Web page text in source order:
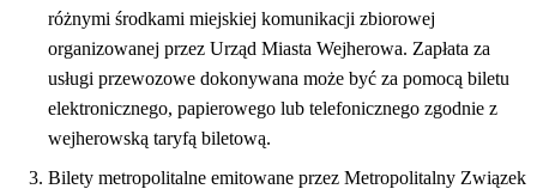
różnymi środkami miejskiej komunikacji zbiorowej
organizowanej przez Urząd Miasta Wejherowa. Zapłata za
usługi przewozowe dokonywana może być za pomocą biletu
elektronicznego, papierowego lub telefonicznego zgodnie z
wejherowską taryfą biletową.
Bilety metropolitalne emitowane przez Metropolitalny Związek